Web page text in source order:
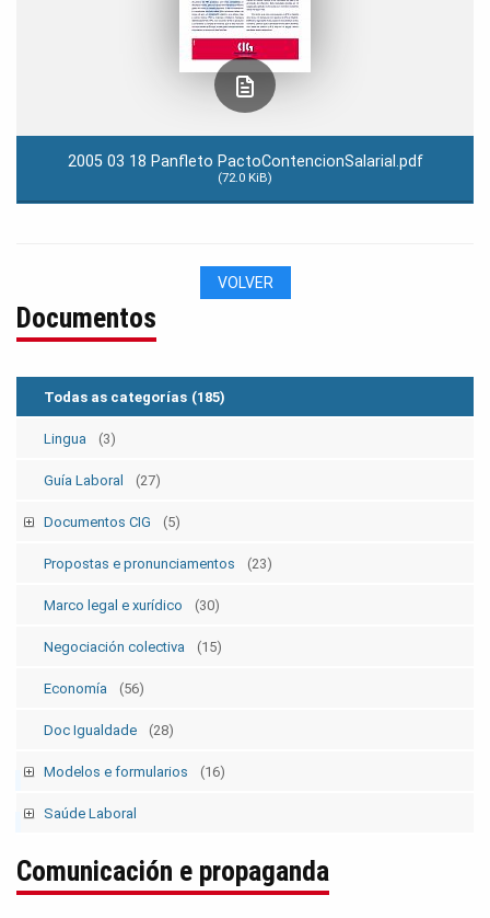
2005 03 18 Panfleto PactoContencionSalarial.pdf
(72.0 KiB)
VOLVER
Documentos
Todas as categorías (185)
Lingua (3)
Guía Laboral (27)
Documentos CIG (5)
Estatutos (5)
Propostas e pronunciamentos (23)
Marco legal e xurídico (30)
Negociación colectiva (15)
Economía (56)
Doc Igualdade (28)
Modelos e formularios (16)
Modelos SolicitudesPermisos
Saúde Laboral
Publicacións 2
Comunicación e propaganda